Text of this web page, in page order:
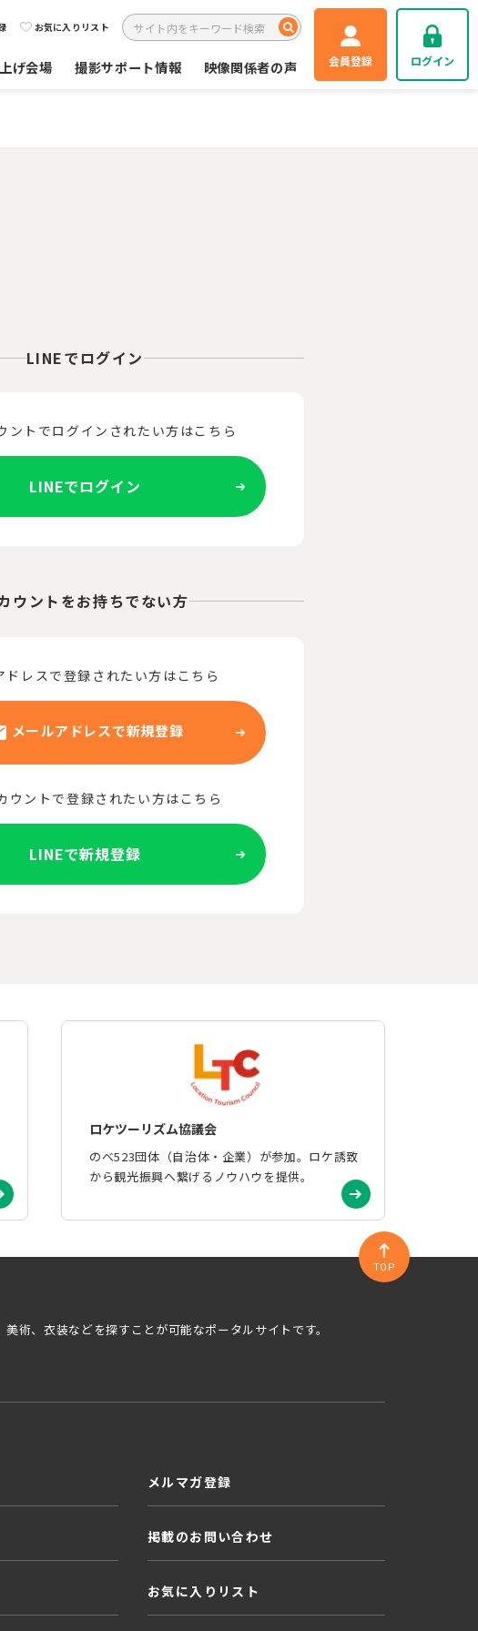
お気に入りリスト
げ会場 撮影サポート情報 映像関係者の声 会員登録 ログイン
LINEでログイン
ントでログインされたい方はこちら
LINEでログイン
ウントをお持ちでない方
ドレスで登録されたい方はこちら
メールアドレスで新規登録
ウントで登録されたい方はこちら
LINEで新規登録
ロケツーリズム協議会
のべ523団体（自治体・企業）が参加。ロケ誘致
から観光振興へ繋げるノウハウを提供。
TOP
術、衣装などを探すことが可能なポータルサイトです。
メルマガ登録
掲載のお問い合わせ
お気に入りリスト